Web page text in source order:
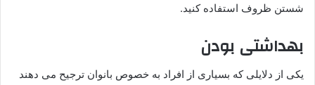
شستن ظروف استفاده کنید.
بهداشتی بودن
یکی از دلایلی که بسیاری از افراد به خصوص بانوان ترجیح می دهند